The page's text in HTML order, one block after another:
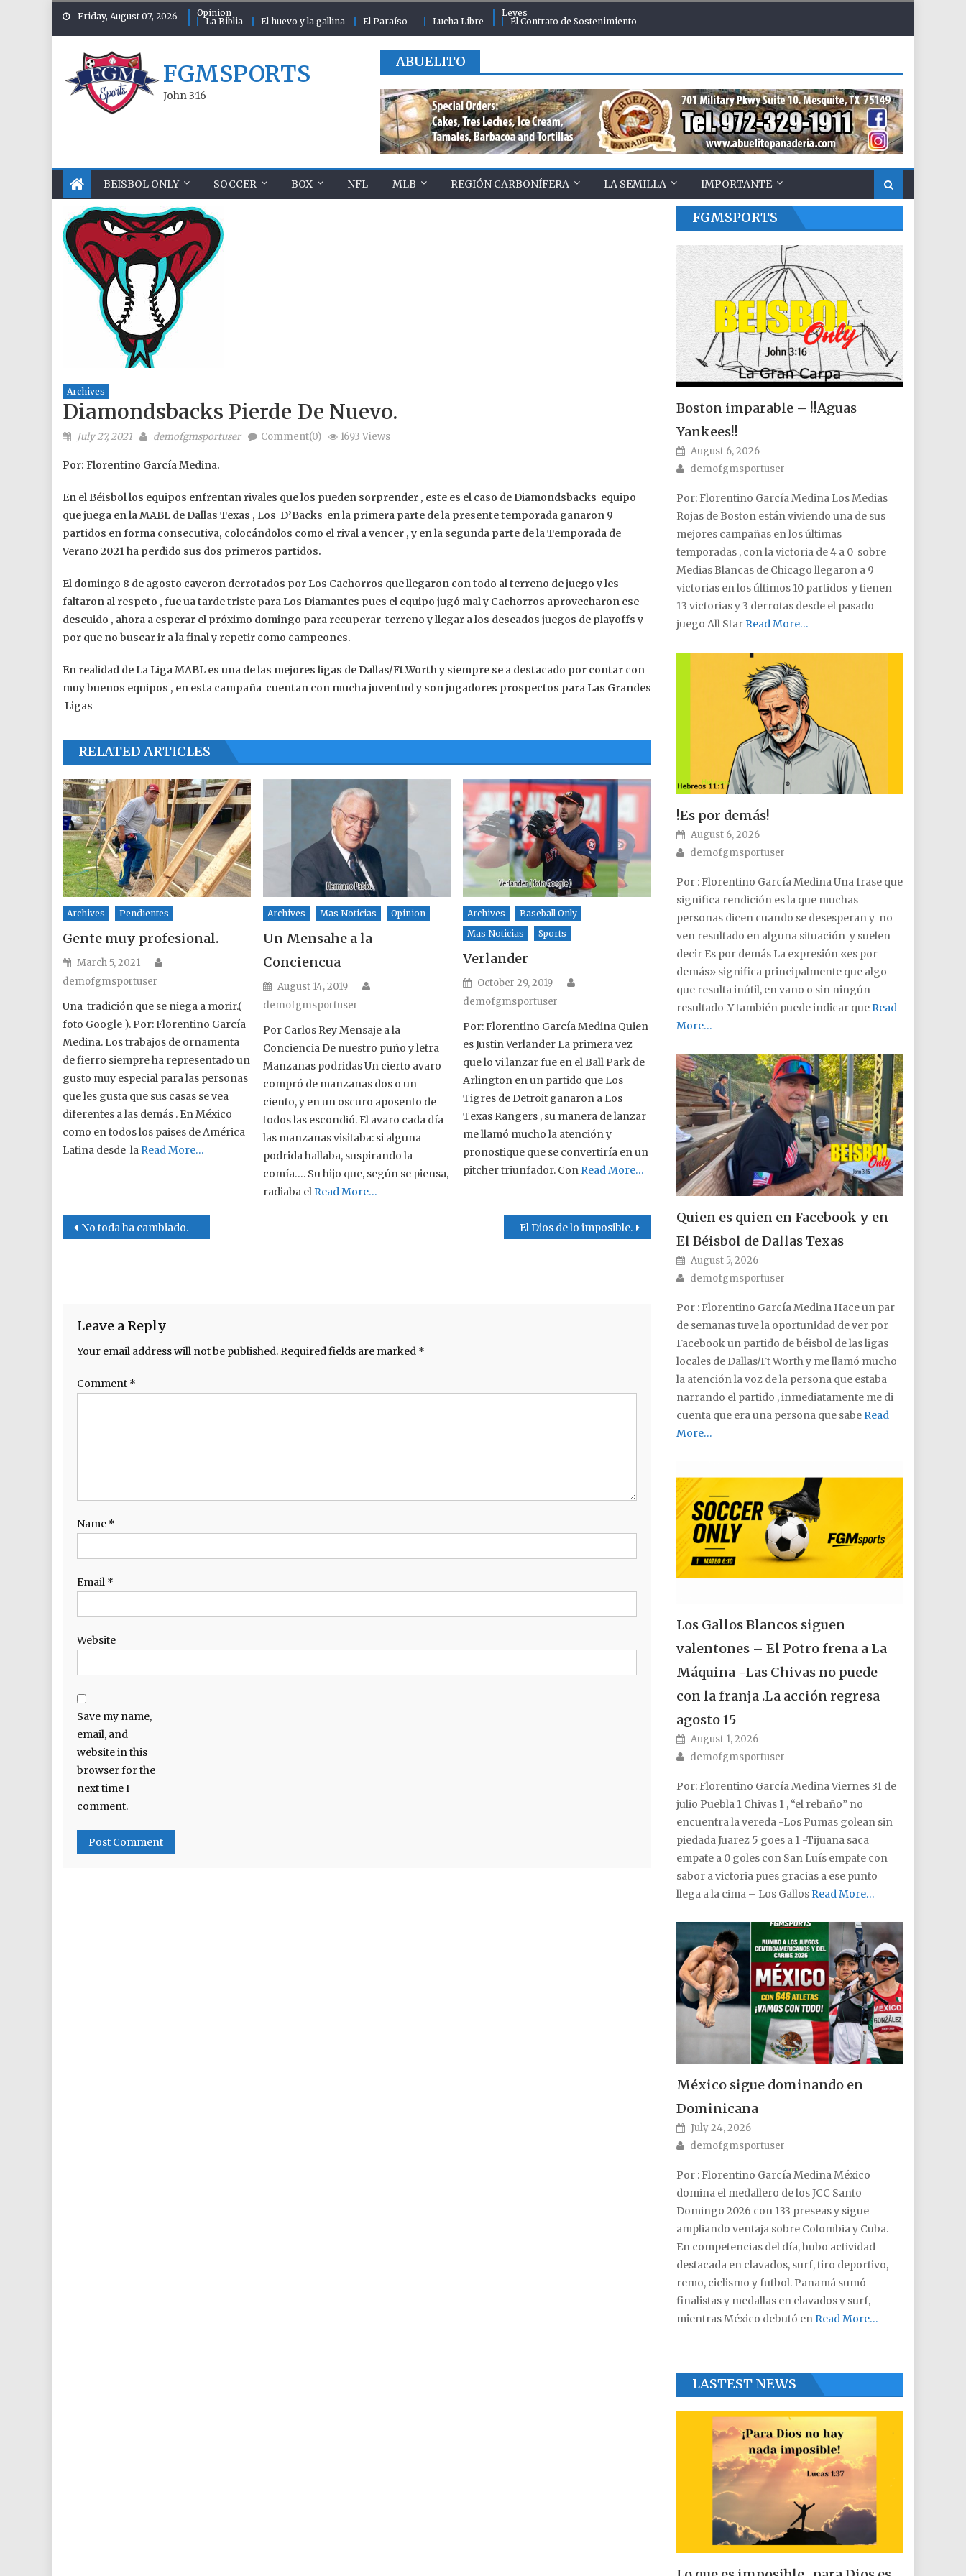
Friday, August 07, 2026
Opinion
La Biblia
El huevo y la gallina El Paraíso Lucha Libre
Leyes
El Contrato de Sostenimiento
FGMSPORTS
John 3:16
ABUELITO
BEISBOL ONLY SOCCER BOX NFL MLB REGIÓN CARBONÍFERA LA SEMILLA IMPORTANTE
Archives
Diamondsbacks Pierde De Nuevo.
Posted on
July 27, 2021 Author
demofgmsportuser Comment(0) 1693 Views
Por: Florentino García Medina.
En el Béisbol los equipos enfrentan rivales que los pueden sorprender , este es el caso de Diamondsbacks equipo
que juega en la MABL de Dallas Texas , Los D’Backs en la primera parte de la presente temporada ganaron 9
partidos en forma consecutiva, colocándolos como el rival a vencer , y en la segunda parte de la Temporada de
Verano 2021 ha perdido sus dos primeros partidos.
El domingo 8 de agosto cayeron derrotados por Los Cachorros que llegaron con todo al terreno de juego y les
faltaron al respeto , fue ua tarde triste para Los Diamantes pues el equipo jugó mal y Cachorros aprovecharon ese
descuido , ahora a esperar el próximo domingo para recuperar terreno y llegar a los deseados juegos de playoffs y
por que no buscar ir a la final y repetir como campeones.
En realidad de La Liga MABL es una de las mejores ligas de Dallas/Ft.Worth y siempre se a destacado por contar con
muy buenos equipos , en esta campaña cuentan con mucha juventud y son jugadores prospectos para Las Grandes
Ligas
RELATED ARTICLES
Archives Pendientes
Gente muy profesional.
Posted on
March 5, 2021
demofgmsportuser
Una tradición que se niega a morir.(
foto Google ). Por: Florentino García
Medina. Los trabajos de ornamenta
de fierro siempre ha representado un
gusto muy especial para las personas
que les gusta que sus casas se vea
diferentes a las demás . En México
como en todos los paises de América
Latina desde la Read More…
Archives Mas Noticias Opinion
Un Mensahe a la
Conciencua
Posted on
August 14, 2019
demofgmsportuser
Por Carlos Rey Mensaje a la
Conciencia De nuestro puño y letra
Manzanas podridas Un cierto avaro
compró de manzanas dos o un
ciento, y en un oscuro aposento de
todos las escondió. El avaro cada día
las manzanas visitaba: si alguna
podrida hallaba, suspirando la
comía…. Su hijo que, según se piensa,
radiaba el Read More…
Archives
Baseball Only
Mas Noticias
Sports
Verlander
Posted on
October 29, 2019
demofgmsportuser
Por: Florentino García Medina Quien
es Justin Verlander La primera vez
que lo vi lanzar fue en el Ball Park de
Arlington en un partido que Los
Tigres de Detroit ganaron a Los
Texas Rangers , su manera de lanzar
me llamó mucho la atención y
pronostique que se convertiría en un
pitcher triunfador. Con Read More…
Post navigation
No toda ha cambiado. El Dios de lo imposible.
Leave a Reply
Your email address will not be published. Required fields are marked *
Comment *
Name *
Email *
Website
Save my name,
email, and
website in this
browser for the
next time I
comment.
FGMSPORTS
Boston imparable – !!Aguas
Yankees!!
Posted on
August 6, 2026
Author
demofgmsportuser
Por: Florentino García Medina Los Medias
Rojas de Boston están viviendo una de sus
mejores campañas en los últimas
temporadas , con la victoria de 4 a 0 sobre
Medias Blancas de Chicago llegaron a 9
victorias en los últimos 10 partidos y tienen
13 victorias y 3 derrotas desde el pasado
juego All Star Read More…
!Es por demás!
Posted on
August 6, 2026
Author
demofgmsportuser
Por : Florentino García Medina Una frase que
significa rendición es la que muchas
personas dicen cuando se desesperan y no
ven resultado en alguna situación y suelen
decir Es por demás La expresión «es por
demás» significa principalmente que algo
que resulta inútil, en vano o sin ningún
resultado .Y también puede indicar que Read
More…
Quien es quien en Facebook y en
El Béisbol de Dallas Texas
Posted on
August 5, 2026
Author
demofgmsportuser
Por : Florentino García Medina Hace un par
de semanas tuve la oportunidad de ver por
Facebook un partido de béisbol de las ligas
locales de Dallas/Ft Worth y me llamó mucho
la atención la voz de la persona que estaba
narrando el partido , inmediatamente me di
cuenta que era una persona que sabe Read
More…
Los Gallos Blancos siguen
valentones – El Potro frena a La
Máquina -Las Chivas no puede
con la franja .La acción regresa
agosto 15
Posted on
August 1, 2026
Author
demofgmsportuser
Por: Florentino García Medina Viernes 31 de
julio Puebla 1 Chivas 1 , “el rebaño” no
encuentra la vereda -Los Pumas golean sin
piedada Juarez 5 goes a 1 -Tijuana saca
empate a 0 goles con San Luís empate con
sabor a victoria pues gracias a ese punto
llega a la cima – Los Gallos Read More…
México sigue dominando en
Dominicana
Posted on
July 24, 2026
Author
demofgmsportuser
Por : Florentino García Medina México
domina el medallero de los JCC Santo
Domingo 2026 con 133 preseas y sigue
ampliando ventaja sobre Colombia y Cuba.
En competencias del día, hubo actividad
destacada en clavados, surf, tiro deportivo,
remo, ciclismo y futbol. Panamá sumó
finalistas y medallas en clavados y surf,
mientras México debutó en Read More…
LASTEST NEWS